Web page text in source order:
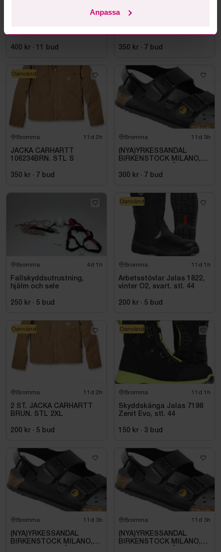
Anpassa
11d 3h
400 kr · 11 bud
Bromma
350 kr · 7 bud
Bromma 11d 2h
JACKA CARHARTT
106234BRN. STL S
350 kr · 7 bud
Oanvänd
Bromma 11d 3h
(NYA)YRKESSANDAL
BIRKENSTOCK MILANO,
SVART. STL 42
300 kr · 7 bud
Bromma 4d 1h
Fallskyddsutrustning,
hjälm och sele
250 kr · 5 bud
Bromma 11d 1h
Arbetsstövlar Jalas 1822,
vinter O2, svart. stl. 44
200 kr · 5 bud
Oanvänd
Bromma 11d 2h
2 ST. JACKA CARHARTT
BRUN. STL 2XL
200 kr · 5 bud
Oanvänd
Bromma 11d 1h
Skyddskänga Jalas 7198
Zenit Evo, stl. 44
150 kr · 3 bud
Oanvänd
Bromma 11d 3h
(NYA)YRKESSANDAL
BIRKENSTOCK MILANO,
Bromma 11d 3h
(NYA)YRKESSANDAL
BIRKENSTOCK MILANO,